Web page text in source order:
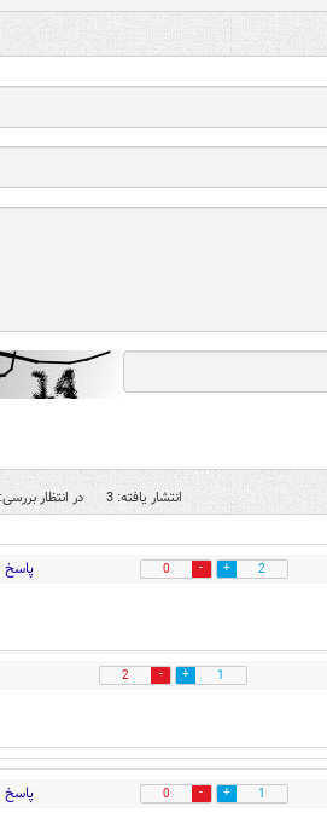
انتشار یافته: 3 در انتظار
2
0 پاسخ
1
2
1
0 پاسخ